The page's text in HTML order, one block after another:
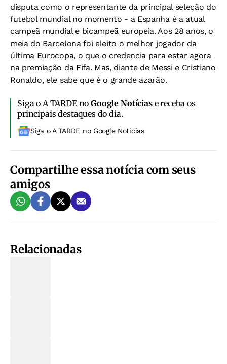
disputa como o representante da principal seleção do
futebol mundial no momento - a Espanha é a atual
campeã mundial e bicampeã europeia. Aos 28 anos, o
meia do Barcelona foi eleito o melhor jogador da
última Eurocopa, o que o credencia para estar agora
na premiação da Fifa. Mas, diante de Messi e Cristiano
Ronaldo, ele sabe que é o grande azarão.
Siga o A TARDE noGoogle Notíciase receba os
principais destaques do dia.
Siga o A TARDE no Google Noticias
Compartilhe essa notícia com seus
amigos
Relacionadas